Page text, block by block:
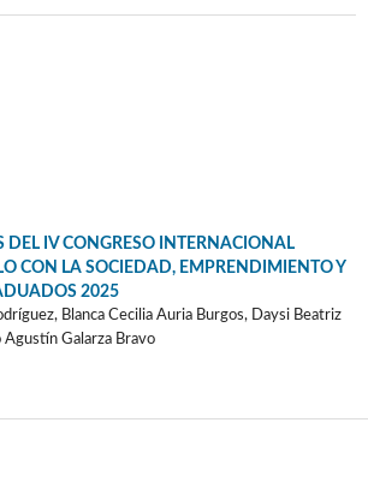
DEL IV CONGRESO INTERNACIONAL
CON LA SOCIEDAD, EMPRENDIMIENTO Y
2025
Blanca Cecilia Auria Burgos, Daysi Beatriz
Agustín Galarza Bravo